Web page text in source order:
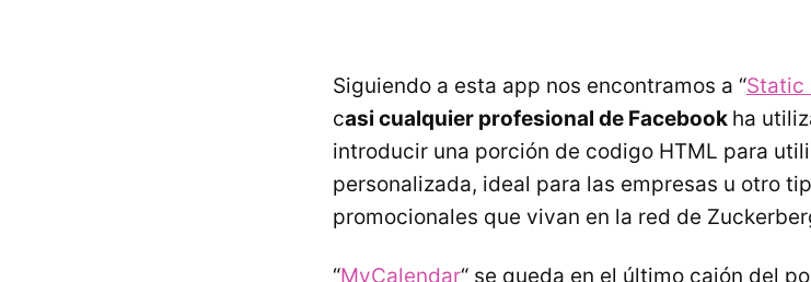
Siguiendo a esta app nos encontramos a “Static
casi cualquier profesional de Facebook ha
introducir una porción de codigo HTML para
personalizada, ideal para las empresas u otro
promocionales que vivan en la red de
“MyCalendar“ se queda en el último cajón del